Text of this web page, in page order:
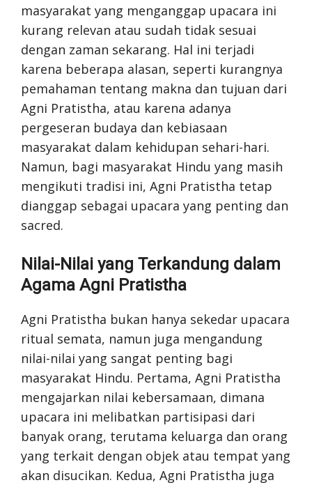
masyarakat yang menganggap upacara ini
kurang relevan atau sudah tidak sesuai
dengan zaman sekarang. Hal ini terjadi
karena beberapa alasan, seperti kurangnya
pemahaman tentang makna dan tujuan dari
Agni Pratistha, atau karena adanya
pergeseran budaya dan kebiasaan
masyarakat dalam kehidupan sehari-hari.
Namun, bagi masyarakat Hindu yang masih
mengikuti tradisi ini, Agni Pratistha tetap
dianggap sebagai upacara yang penting dan
sacred.
Nilai-Nilai yang Terkandung dalam
Agama Agni Pratistha
Agni Pratistha bukan hanya sekedar upacara
ritual semata, namun juga mengandung
nilai-nilai yang sangat penting bagi
masyarakat Hindu. Pertama, Agni Pratistha
mengajarkan nilai kebersamaan, dimana
upacara ini melibatkan partisipasi dari
banyak orang, terutama keluarga dan orang
yang terkait dengan objek atau tempat yang
akan disucikan. Kedua, Agni Pratistha juga